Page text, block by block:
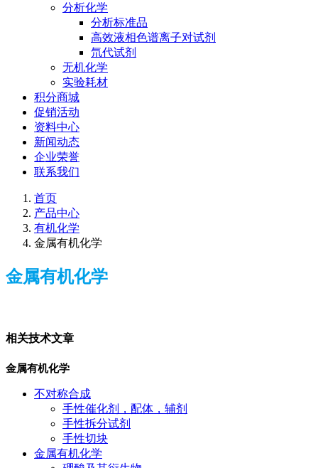
分析化学
分析标准品
高效液相色谱离子对试剂
氘代试剂
无机化学
实验耗材
积分商城
促销活动
资料中心
新闻动态
企业荣誉
联系我们
首页
产品中心
有机化学
金属有机化学
金属有机化学
相关技术文章
金属有机化学
不对称合成
手性催化剂，配体，辅剂
手性拆分试剂
手性切块
金属有机化学